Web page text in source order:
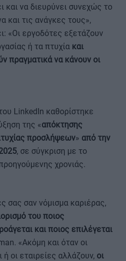
και να διευρύνει συνεχώς το
και τις ανάγκες τους»,
«Οι εργοδότες εξετάζουν
ή τα πτυχία και
πραγματικά να κάνουν οι
LinkedIn καθορίστηκε
της «απόκτησης
προσλήψεων» από την
, σε σύγκριση με το
χρονιάς.
σας σαν νόμισμα καριέρας,
του ποιος
και ποιος επιλέγεται
«Ακόμη και όταν οι
ή οι εταιρείες αλλάζουν, οι